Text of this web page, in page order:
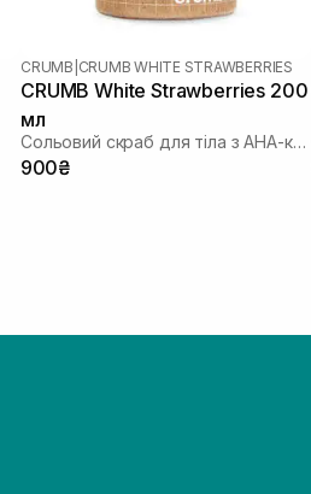
CRUMB CRUMB WHITE STRAWBERRIES
CRUMB White Strawberries 200
мл
Сольовий скраб для тіла з AHA-кислотами
900₴